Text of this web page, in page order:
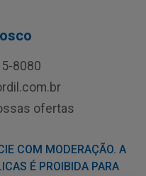
8080
ofertas
COM MODERAÇÃO. A
É PROIBIDA PARA